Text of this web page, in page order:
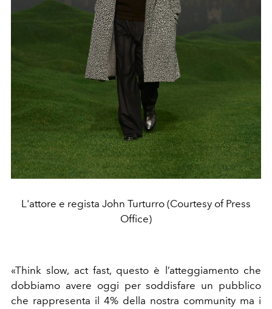
L'attore e regista John Turturro (Courtesy of Press
Office)
«Think slow, act fast, questo è l’atteggiamento che
dobbiamo avere oggi per soddisfare un pubblico
che rappresenta il 4% della nostra community ma i